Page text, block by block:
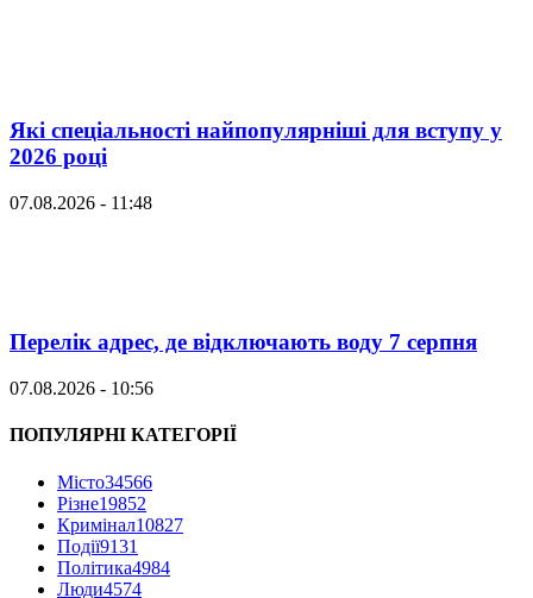
Які спеціальності найпопулярніші для вступу у
2026 році
07.08.2026 - 11:48
Перелік адрес, де відключають воду 7 серпня
07.08.2026 - 10:56
ПОПУЛЯРНІ КАТЕГОРІЇ
Місто34566
Різне19852
Кримінал10827
Події9131
Політика4984
Люди4574